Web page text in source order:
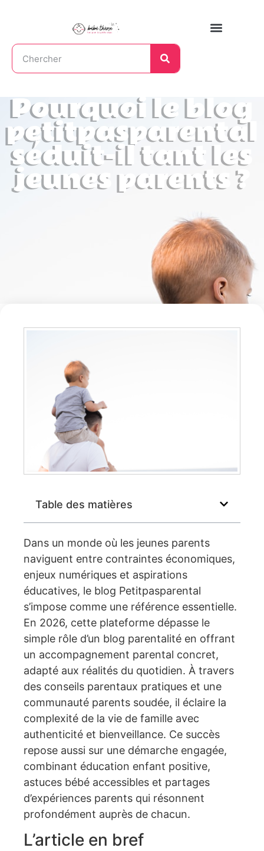
Pourquoi le blog
petitpasparental
séduit-il tant les
jeunes parents ?
Table des matières
Dans un monde où les jeunes parents
naviguent entre contraintes économiques,
enjeux numériques et aspirations
éducatives, le blog Petitpasparental
s’impose comme une référence essentielle.
En 2026, cette plateforme dépasse le
simple rôle d’un blog parentalité en offrant
un accompagnement parental concret,
adapté aux réalités du quotidien. À travers
des conseils parentaux pratiques et une
communauté parents soudée, il éclaire la
complexité de la vie de famille avec
authenticité et bienveillance. Ce succès
repose aussi sur une démarche engagée,
combinant éducation enfant positive,
astuces bébé accessibles et partages
d’expériences parents qui résonnent
profondément auprès de chacun.
L’article en bref